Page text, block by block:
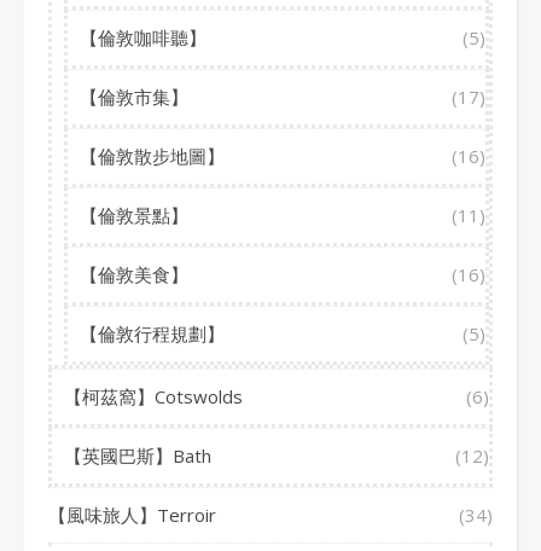
【倫敦咖啡聽】 (5)
【倫敦市集】 (17)
【倫敦散步地圖】 (16)
【倫敦景點】 (11)
【倫敦美食】 (16)
【倫敦行程規劃】 (5)
【柯茲窩】Cotswolds (6)
【英國巴斯】Bath (12)
【風味旅人】Terroir (34)